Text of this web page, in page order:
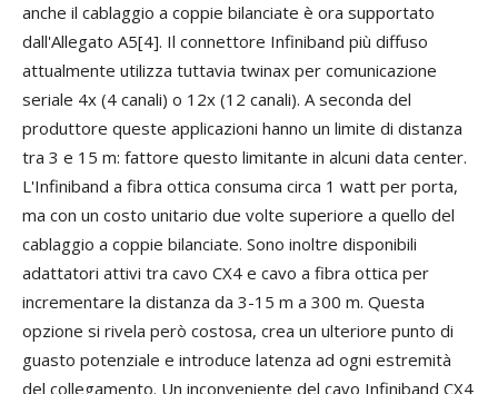
anche il cablaggio a coppie bilanciate è ora supportato
dall'Allegato A5[4]. Il connettore Infiniband più diffuso
attualmente utilizza tuttavia twinax per comunicazione
seriale 4x (4 canali) o 12x (12 canali). A seconda del
produttore queste applicazioni hanno un limite di distanza
tra 3 e 15 m: fattore questo limitante in alcuni data center.
L'Infiniband a fibra ottica consuma circa 1 watt per porta,
ma con un costo unitario due volte superiore a quello del
cablaggio a coppie bilanciate. Sono inoltre disponibili
adattatori attivi tra cavo CX4 e cavo a fibra ottica per
incrementare la distanza da 3-15 m a 300 m. Questa
opzione si rivela però costosa, crea un ulteriore punto di
guasto potenziale e introduce latenza ad ogni estremità
del collegamento. Un inconveniente del cavo Infiniband CX4